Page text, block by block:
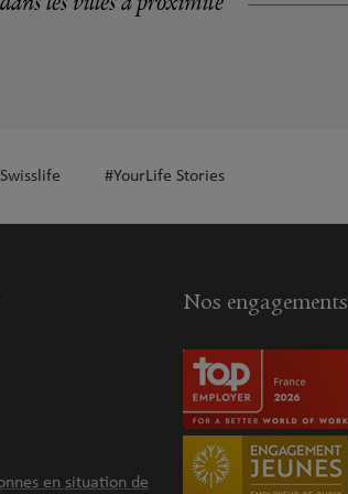
#YourLife Stories
en situation de
Nos engagements